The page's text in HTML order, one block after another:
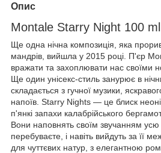
Опис
Montale Starry Night 100 ml
Ще одна нічна композиція, яка
мандрів, вийшла у 2015 році. П'єр
вражати та захоплювати нас своїми
Ще один унісекс-стиль занурює в
складається з гучної музики,
напоїв. Starry Nights — це блиск
п'янкі запахи калабрійського
Вони наповнять своїм звучанням усю
перебуваєте, і навіть вийдуть за її
для чуттєвих натур, з елегантною